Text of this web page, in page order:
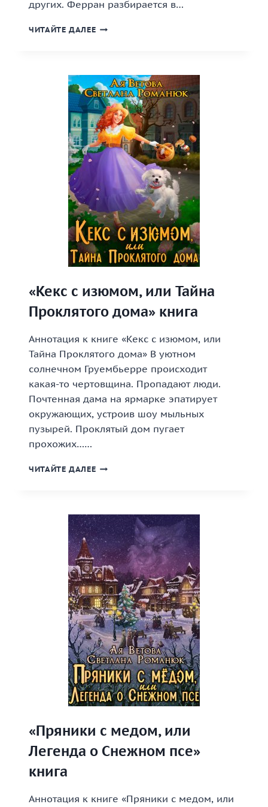
других. Ферран разбирается в…
ЧИТАЙТЕ ДАЛЕЕ «ТРИ
«Кекс с изюмом, или Тайна
Проклятого дома» книга
Аннотация к книге «Кекс с изюмом, или
Тайна Проклятого дома» В уютном
солнечном Груембьерре происходит
какая-то чертовщина. Пропадают люди.
Почтенная дама на ярмарке эпатирует
окружающих, устроив шоу мыльных
пузырей. Проклятый дом пугает
прохожих……
ЧИТАЙТЕ ДАЛЕЕ «КЕКС
ТАЙНА
ПРОКЛЯТОГО
ДОМА»
КНИГА
«Пряники с медом, или
Легенда о Снежном псе»
книга
Аннотация к книге «Пряники с медом, или